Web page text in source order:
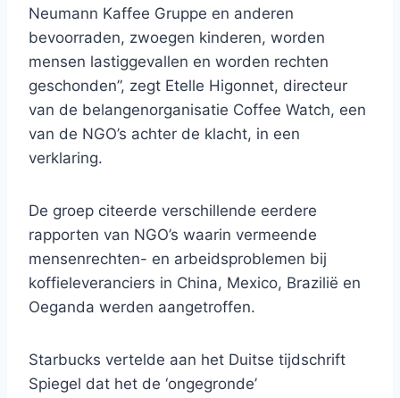
Neumann Kaffee Gruppe en anderen
bevoorraden, zwoegen kinderen, worden
mensen lastiggevallen en worden rechten
geschonden”, zegt Etelle Higonnet, directeur
van de belangenorganisatie Coffee Watch, een
van de NGO’s achter de klacht, in een
verklaring.
De groep citeerde verschillende eerdere
rapporten van NGO’s waarin vermeende
mensenrechten- en arbeidsproblemen bij
koffieleveranciers in China, Mexico, Brazilië en
Oeganda werden aangetroffen.
Starbucks vertelde aan het Duitse tijdschrift
Spiegel dat het de ‘ongegronde’